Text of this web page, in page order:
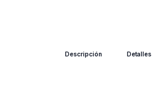
Descripción Detalles